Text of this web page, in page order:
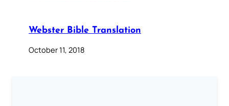
Webster Bible Translation
October 11, 2018